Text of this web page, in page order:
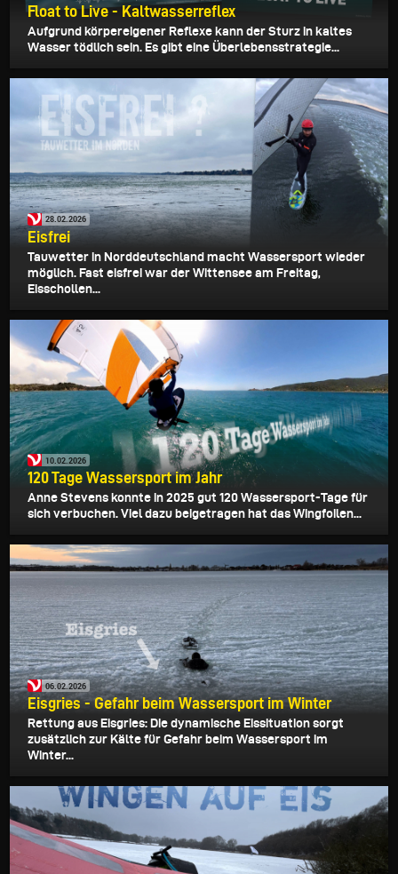
Float to Live - Kaltwasserreflex
Aufgrund körpereigener Reflexe kann der Sturz in kaltes
Wasser tödlich sein. Es gibt eine Überlebensstrategie...
28.02.2026
Eisfrei
Tauwetter in Norddeutschland macht Wassersport wieder
möglich. Fast eisfrei war der Wittensee am Freitag,
Eisschollen...
10.02.2026
120 Tage Wassersport im Jahr
Anne Stevens konnte in 2025 gut 120 Wassersport-Tage für
sich verbuchen. Viel dazu beigetragen hat das Wingfoilen...
06.02.2026
Eisgries - Gefahr beim Wassersport im Winter
Rettung aus Eisgries: Die dynamische Eissituation sorgt
zusätzlich zur Kälte für Gefahr beim Wassersport im
Winter...